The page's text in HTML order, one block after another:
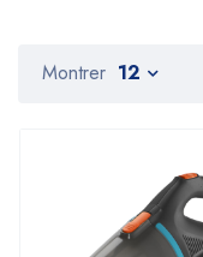
Montrer 12